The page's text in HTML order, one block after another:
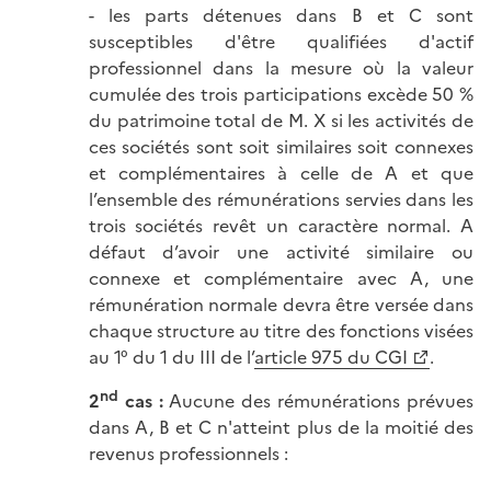
- les parts détenues dans B et C sont
susceptibles d'être qualifiées d'actif
professionnel dans la mesure où la valeur
cumulée des trois participations excède 50 %
du patrimoine total de M. X si les activités de
ces sociétés sont soit similaires soit connexes
et complémentaires à celle de A et que
l’ensemble des rémunérations servies dans les
trois sociétés revêt un caractère normal. A
défaut d’avoir une activité similaire ou
connexe et complémentaire avec A, une
rémunération normale devra être versée dans
chaque structure au titre des fonctions visées
au 1° du 1 du III de l’article 975 du CGI
.
2nd cas :Aucune des rémunérations prévues
dans A, B et C n'atteint plus de la moitié des
revenus professionnels :